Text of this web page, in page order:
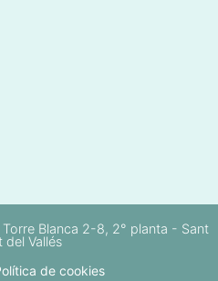
Blanca 2-8, 2° planta - Sant
del Vallés
de cookies